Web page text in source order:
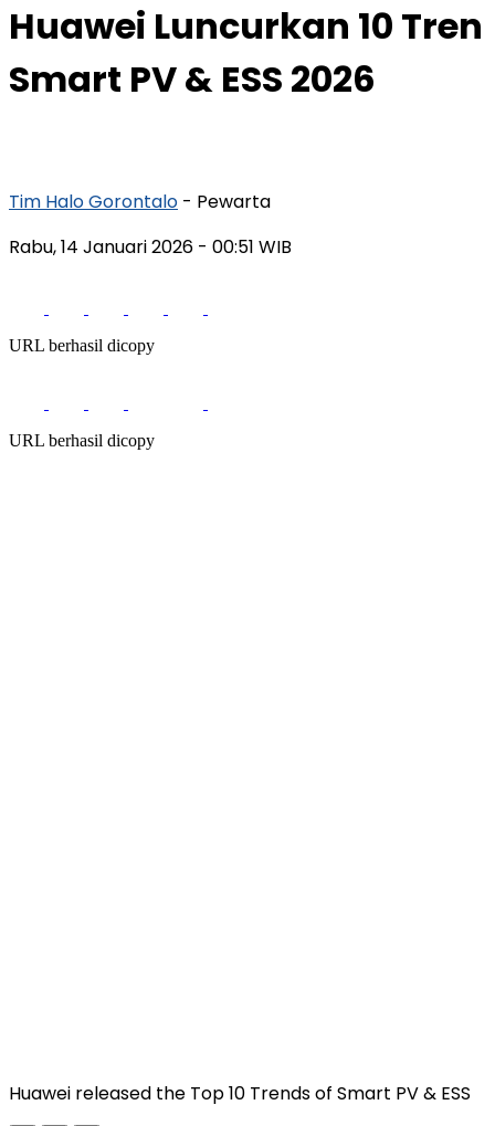
Huawei Luncurkan 10 Tren
Smart PV & ESS 2026
Tim Halo Gorontalo - Pewarta
Rabu, 14 Januari 2026 - 00:51 WIB
URL berhasil dicopy
URL berhasil dicopy
Huawei released the Top 10 Trends of Smart PV & ESS